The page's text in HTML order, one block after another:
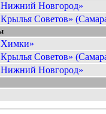
Новгород»
Советов»
Советов»
Новгород»